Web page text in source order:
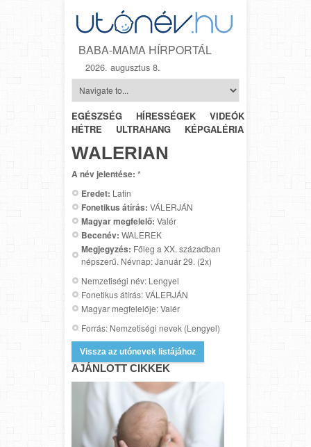
BABA-MAMA HÍRPORTÁL
2026. augusztus 8.
EGÉSZSÉG HÍRESSÉGEK VIDEÓK
HÉTRŐL-
HÉTRE
ULTRAHANG KÉPGALÉRIA
WALERIAN
A név jelentése: *
Eredet: Latin
Fonetikus átírás: VÁLERJÁN
Magyar megfelelő: Valér
Becenév: WALEREK
Megjegyzés: Főleg a XX. században
népszerű. Névnap: Január 29. (2x)
Nemzetiségi név: Lengyel
Fonetikus átírás: VÁLERJÁN
Magyar megfelelője: Valér
Forrás: Nemzetiségi nevek (Lengyel)
Vissza az utónevek listájához
AJÁNLOTT CIKKEK